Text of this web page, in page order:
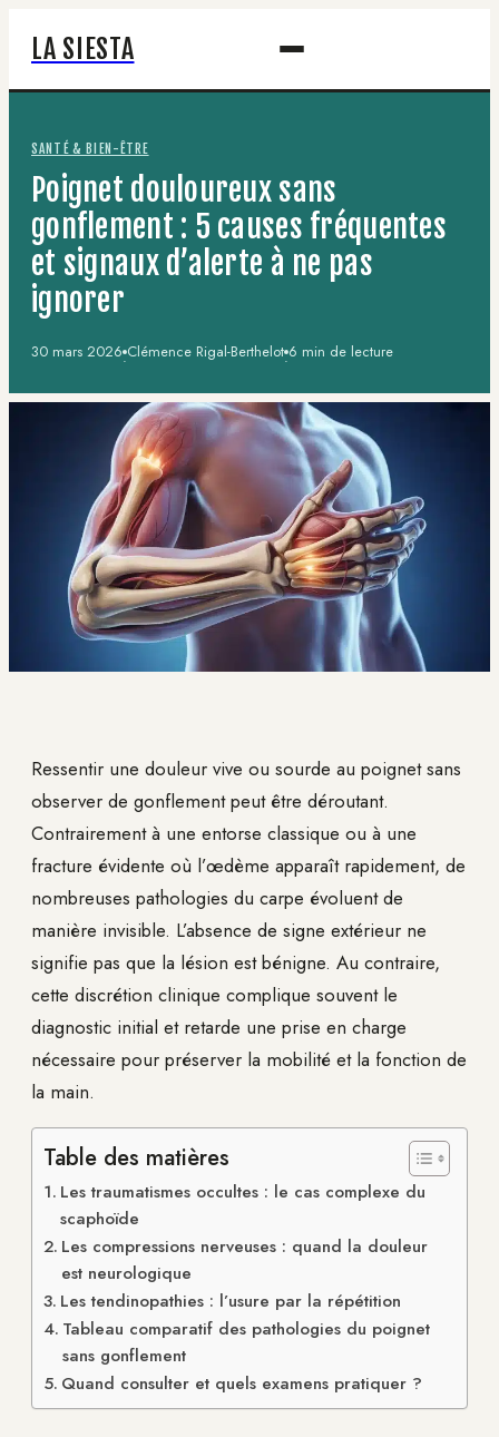
LA SIESTA
SANTÉ & BIEN-ÊTRE
Poignet douloureux sans
gonflement : 5 causes fréquentes
et signaux d’alerte à ne pas
ignorer
30 mars 2026·Clémence Rigal-Berthelot·6 min de lecture
Ressentir une douleur vive ou sourde au poignet sans
observer de gonflement peut être déroutant.
Contrairement à une entorse classique ou à une
fracture évidente où l’œdème apparaît rapidement, de
nombreuses pathologies du carpe évoluent de
manière invisible. L’absence de signe extérieur ne
signifie pas que la lésion est bénigne. Au contraire,
cette discrétion clinique complique souvent le
diagnostic initial et retarde une prise en charge
nécessaire pour préserver la mobilité et la fonction de
la main.
Table des matières
Les traumatismes occultes : le cas complexe du
scaphoïde
Les compressions nerveuses : quand la douleur
est neurologique
Les tendinopathies : l’usure par la répétition
Tableau comparatif des pathologies du poignet
sans gonflement
Quand consulter et quels examens pratiquer ?